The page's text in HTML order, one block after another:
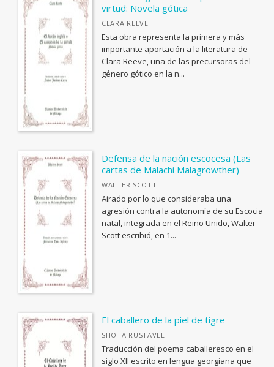
<Genérica>
ANTOLOGÍAS (NO POÉTICAS)
APLICACIONES GRÁFICAS Y MULTIMEDIA
ARQUEOLOGÍA
ARQUITECTURA
ARTE Y DISEÑO INDUSTRIAL / COMERCIAL
ASTRONOMÍA, ESPACIO Y TIEMPO
BIBLIOTECAS Y CIENCIAS DE LA INFORMACIÓN
BIOGRAFÍA: GENERAL
BIOLOGIA, CIENCIAS DE LA VIDA
<Genérica>
ANTOLOGÍAS (NO POÉTICAS)
APLICACIONES GRÁFICAS Y MULTIMEDIA
ARQUEOLOGÍA
ARQUITECTURA
ARTE Y DISEÑO INDUSTRIAL / COMERCIAL
ASTRONOMÍA, ESPACIO Y TIEMPO
BIBLIOTECAS Y CIENCIAS DE LA INFORMACIÓN
CATÁLOGOS PDF
Guía de Estilo para la Edición
Informe evaluación de monografías
virtud: Novela gótica
CLARA REEVE
Esta obra representa la primera y más
importante aportación a la literatura de
Clara Reeve, una de las precursoras del
género gótico en la n...
Defensa de la nación escocesa (Las
cartas de Malachi Malagrowther)
WALTER SCOTT
Airado por lo que consideraba una
agresión contra la autonomía de su Escocia
natal, integrada en el Reino Unido, Walter
Scott escribió, en 1...
El caballero de la piel de tigre
SHOTA RUSTAVELI
Traducción del poema caballeresco en el
siglo XII escrito en lengua georgiana que